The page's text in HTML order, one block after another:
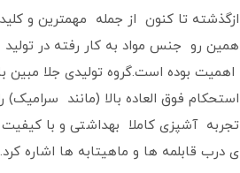
ازگذشته تا کنون از جمله مهمترین و
همین رو جنس مواد به کار رفته در
اهمیت بوده است.گروه تولیدی جلا مبین
استحکام فوق العاده بالا (مانند
تجربه آشپزی کاملا بهداشتی و با
ی درب قابلمه ها و ماهیتابه ها اشاره کرد.